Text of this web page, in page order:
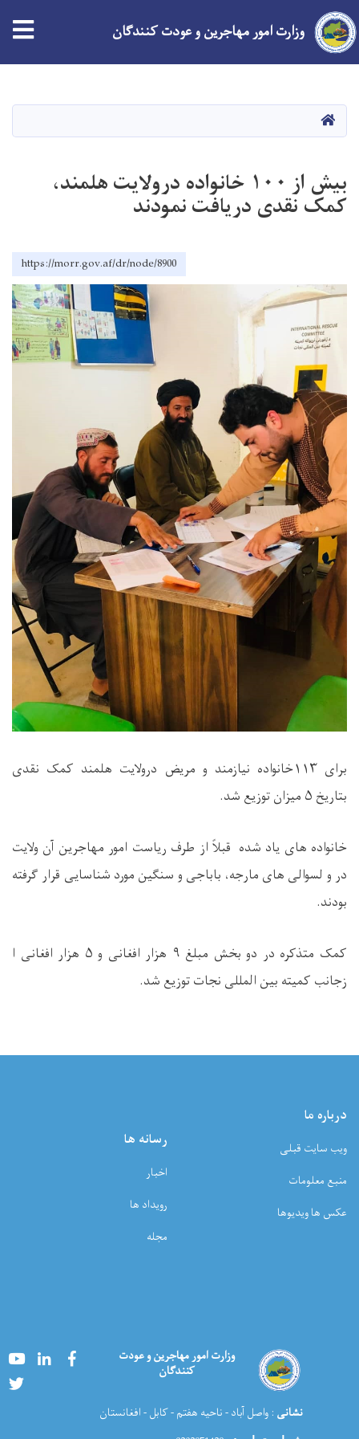
content
وزارت امور مهاجرین و عودت کنندگان
HOME
بیش از ۱۰۰ خانواده درولایت هلمند،
کمک نقدی دریافت نمودند
https://morr.gov.af/dr/node/8900
برای ۱۱۳خانواده نیازمند و مریض درولایت هلمند کمک نقدی
بتاریخ ۵ میزان توزیع شد.
خانواده های یاد شده قبلاً از طرف ریاست امور مهاجرین آن ولایت
در و لسوالی های مارجه، باباجی و سنگین مورد شناسایی قرار گرفته
بودند.
کمک متذکره در دو بخش مبلغ
۹ هزار افغانی و ۵ هزار افغانی ا
زجانب کمیته بین المللی نجات توزیع شد.
درباره ما
ویب سایت قبلی
منبع معلومات
عکس ها ویدیوها
رسانه ها
اخبار
رویداد ها
مجله
وزارت امور مهاجرین و عودت
کنندگان
YoutubeLinkedInFacebook
نشانی : واصل آباد - ناحیه هفتم - کابل - افغانستان